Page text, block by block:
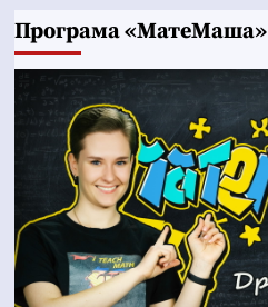
Програма «МатеМаша»